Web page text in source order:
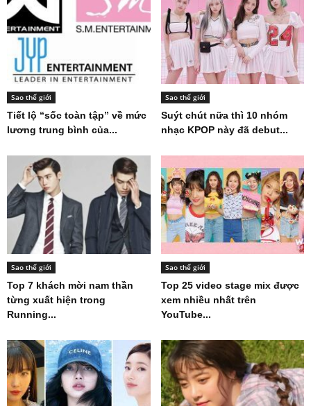
Sao thế giới
Tiết lộ “sốc toàn tập” về mức
lương trung bình của...
Sao thế giới
Suýt chút nữa thì 10 nhóm
nhạc KPOP này đã debut...
Sao thế giới
Top 7 khách mời nam thần
từng xuất hiện trong
Running...
Sao thế giới
Top 25 video stage mix được
xem nhiều nhất trên
YouTube...